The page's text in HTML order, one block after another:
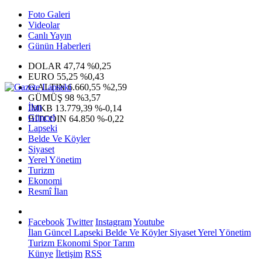
Foto Galeri
Videolar
Canlı Yayın
Günün Haberleri
DOLAR 47,74 %0,25
EURO 55,25 %0,43
G.ALTIN6.660,55 %2,59
GÜMÜŞ 98 %3,57
IMKB 13.779,39 %-0,14
BITCOIN 64.850 %-0,22
İlan
Güncel
Lapseki
Belde Ve Köyler
Siyaset
Yerel Yönetim
Turizm
Ekonomi
Resmî İlan
Facebook Twitter InstagramYoutube
İlan Güncel Lapseki Belde Ve KöylerSiyasetYerel Yönetim
Turizm Ekonomi SporTarım
Künye İletişim RSS